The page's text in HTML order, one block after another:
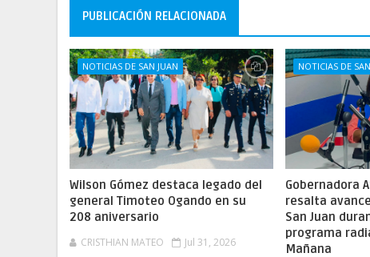
PUBLICACIÓN RELACIONADA
NOTICIAS DE SAN JUAN
Wilson Gómez destaca legado del
general Timoteo Ogando en su
208 aniversario
CRISTHIAN MATEO Jul 31, 2026
NOTICIAS DE
Gobernadora
resalta
San Juan
programa
Mañana